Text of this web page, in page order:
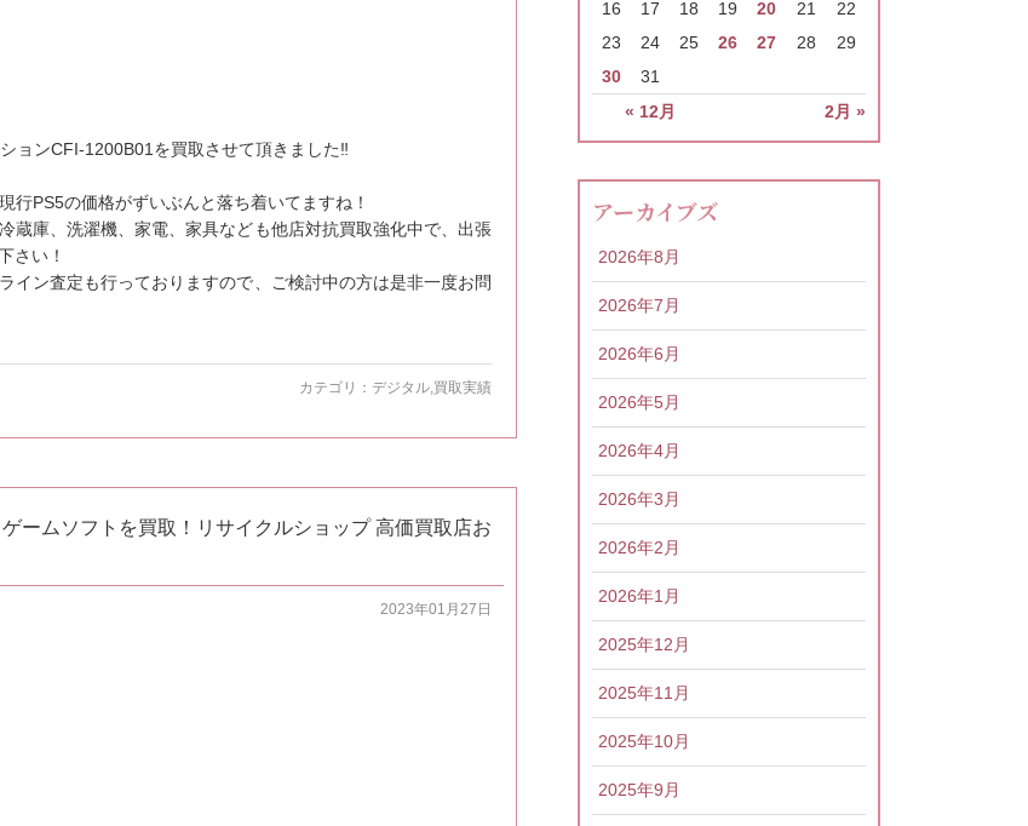
ョンCFI-1200B01を買取させて頂きました‼
行PS5の価格がずいぶんと落ち着いてますね！
蔵庫、洗濯機、家電、家具なども他店対抗買取強化中で、出張
さい！
イン査定も行っておりますので、ご検討中の方は是非一度お問
カテゴリ： デジタル 買取実績
ームソフトを買取！リサイクルショップ 高価買取店お
2023年01月27日
« 12月 2月 »
16
17 18 19 20 21
22
23
24 25 26 27 28
29
30
31
アーカイブズ
2026年8月
2026年7月
2026年6月
2026年5月
2026年4月
2026年3月
2026年2月
2026年1月
2025年12月
2025年11月
2025年10月
2025年9月